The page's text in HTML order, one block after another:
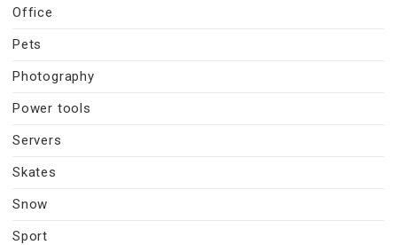
Office
Pets
Photography
Power tools
Servers
Skates
Snow
Sport